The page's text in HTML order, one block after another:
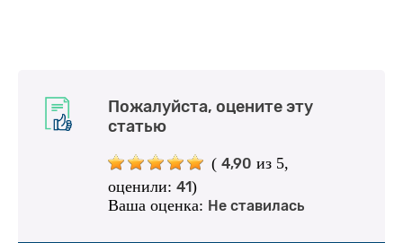
Пожалуйста, оцените эту
статью
( 4,90 из 5,
оценили: 41)
Ваша оценка: Не ставилась